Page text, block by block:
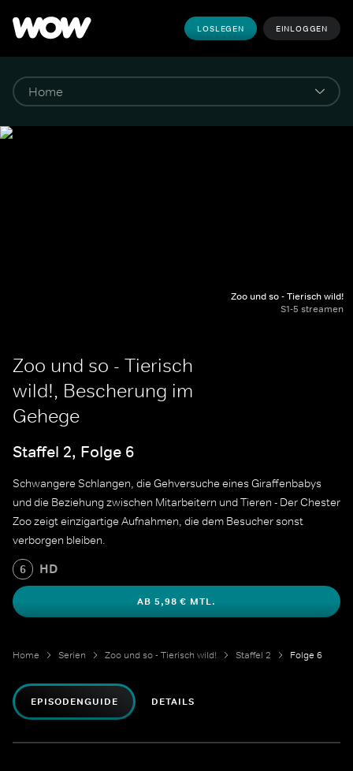
LOSLEGEN EINLOGGEN
Zoo und so - Tierisch wild!
S1-5 streamen
Zoo und so - Tierisch
wild!, Bescherung im
Gehege
Staffel 2, Folge 6
Schwangere Schlangen, die Gehversuche eines Giraffenbabys
und die Beziehung zwischen Mitarbeitern und Tieren - Der Chester
Zoo zeigt einzigartige Aufnahmen, die dem Besucher sonst
verborgen bleiben.
6 HD
AB 5,98 € MTL.
Home Serien Zoo und so - Tierisch wild! Staffel 2 Folge 6
EPISODENGUIDE DETAILS